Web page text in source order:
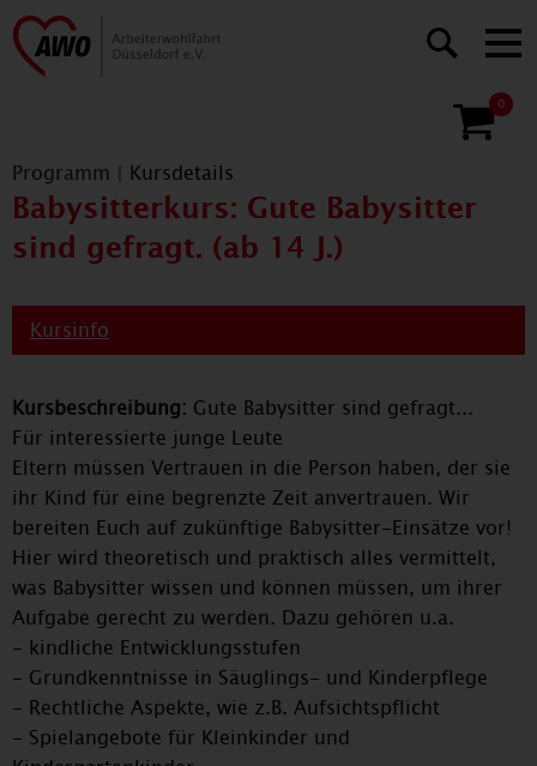
0
Programm Kursdetails
Babysitterkurs: Gute Babysitter
sind gefragt. (ab 14 J.)
Kursinfo
Kursbeschreibung: Gute Babysitter sind gefragt...
Für interessierte junge Leute
Eltern müssen Vertrauen in die Person haben, der sie
ihr Kind für eine begrenzte Zeit anvertrauen. Wir
bereiten Euch auf zukünftige Babysitter-Einsätze vor!
Hier wird theoretisch und praktisch alles vermittelt,
was Babysitter wissen und können müssen, um ihrer
Aufgabe gerecht zu werden. Dazu gehören u.a.
- kindliche Entwicklungsstufen
- Grundkenntnisse in Säuglings- und Kinderpflege
- Rechtliche Aspekte, wie z.B. Aufsichtspflicht
- Spielangebote für Kleinkinder und